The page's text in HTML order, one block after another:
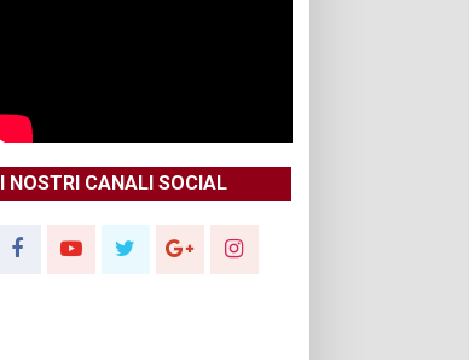
I NOSTRI CANALI SOCIAL